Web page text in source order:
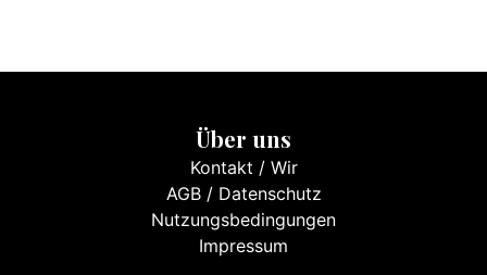
Über uns
Kontakt / Wir
AGB/ Datenschutz
Nutzungsbedingungen
Impressum